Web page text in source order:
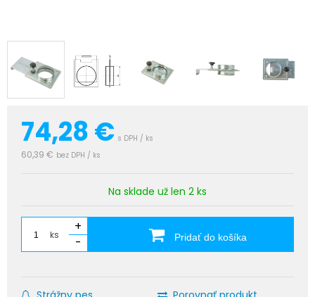
74,28€ s DPH / ks
60,39 € bez DPH / ks
Na sklade už len 2 ks
ks
+
-
Pridať do košíka